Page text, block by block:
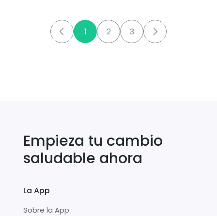
1 2 3
Empieza tu cambio
saludable ahora
La App
Sobre la App